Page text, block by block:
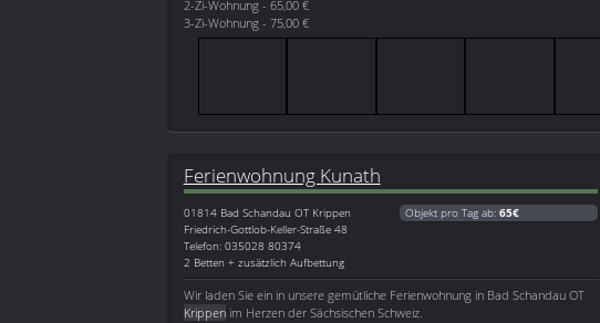
2-Zi-Wohnung - 65,00 €
3-Zi-Wohnung - 75,00 €
Ferienwohnung Kunath
01814 Bad Schandau OT Krippen
Friedrich-Gottlob-Keller-Straße 48
Telefon: 035028 80374
2 Betten + zusätzlich Aufbettung
Objekt pro Tag ab: 65€
Wir laden Sie ein in unsere gemütliche Ferienwohnung in Bad Schandau OT
Krippenim Herzen der Sächsischen Schweiz.